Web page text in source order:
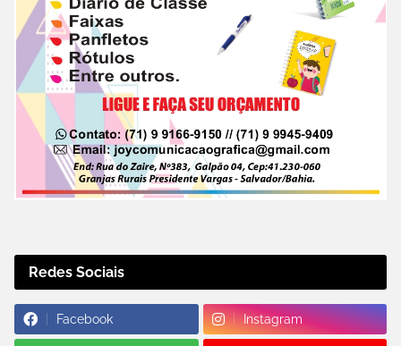
Redes Sociais
Facebook Instagram